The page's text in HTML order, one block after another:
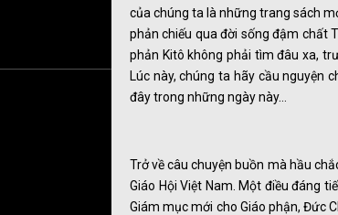
của chúng ta là những trang sách
phản chiếu qua đời sống đậm chất
phản Kitô không phải tìm đâu xa,
Lúc này, chúng ta hãy cầu nguyện
đây trong những ngày này…
Trở về câu chuyện buồn mà hầu
Giáo Hội Việt Nam. Một điều đáng
Giám mục mới cho Giáo phận, Đức